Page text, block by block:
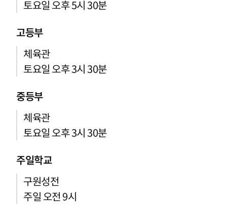
토요일 오후 5시 30분
고등부
체육관
토요일 오후 3시 30분
중등부
체육관
토요일 오후 3시 30분
주일학교
구원성전
주일 오전 9시